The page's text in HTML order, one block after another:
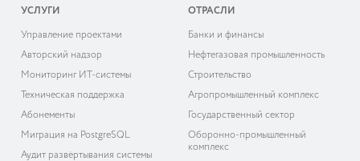
УСЛУГИ
Управление проектами
Авторский надзор
Мониторинг ИТ-системы
Техническая поддержка
Абонементы
Миграция на PostgreSQL
Аудит развёртывания системы
ОТРАСЛИ
Банки и финансы
Нефтегазовая промышленность
Строительство
Агропромышленный комплекс
Государственный сектор
Оборонно-промышленный
комплекс